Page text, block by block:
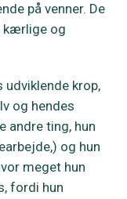
på venner. De
kærlige og
udviklende krop,
og hendes
andre ting, hun
og hun
meget hun
fordi hun